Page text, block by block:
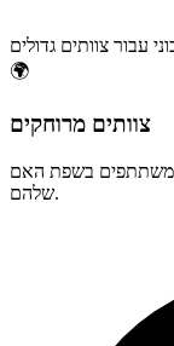
עבור צוותים גדולים
🌍
צוותים מרוחקים
משתתפים בשפת האם
שלהם.